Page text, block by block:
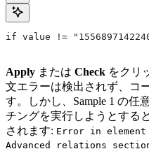
if value !=
Apply または Check をクリ
文エラーは検出されず、コ
す。しかし、Sample 1 の任
チングを実行しようとする
されます: Error in element
Advanced relations